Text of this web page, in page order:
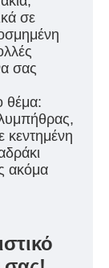
σε
σας
θέμα:
κεντημένη
ακόμα